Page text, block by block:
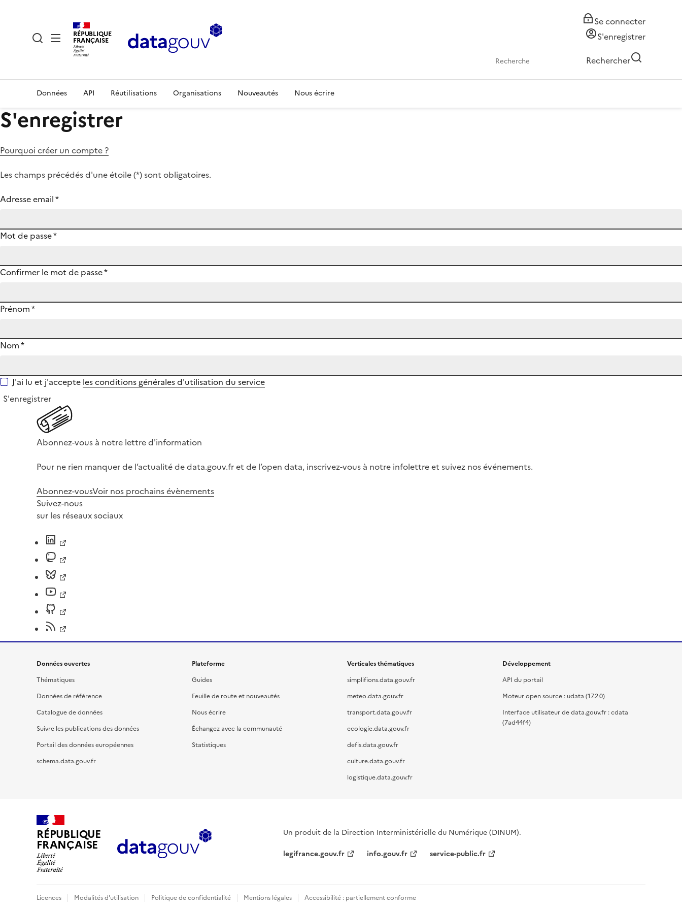
RÉPUBLIQUE
FRANÇAISE
Se connecter
S'enregistrer
Rechercher
Données API Réutilisations Organisations Nouveautés Nous écrire
S'enregistrer
Pourquoi créer un compte ?
Les champs précédés d'une étoile (*) sont obligatoires.
Adresse email*
Mot de passe*
Confirmer le mot de passe*
Prénom*
Nom*
J'ai lu et j'accepte les conditions générales d'utilisation du service
S'enregistrer
Abonnez-vous à notre lettre d'information
Pour ne rien manquer de l’actualité de data.gouv.fr et de l’open data, inscrivez-vous à notre infolettre et suivez nos événements.
Abonnez-vousVoir nos prochains évènements
Suivez-nous
sur les réseaux sociaux
Données ouvertes
Thématiques
Données de référence
Catalogue de données
Suivre les publications des données
Portail des données européennes
schema.data.gouv.fr
Plateforme
Guides
Feuille de route et nouveautés
Nous écrire
Échangez avec la communauté
Statistiques
Verticales thématiques
simplifions.data.gouv.fr
meteo.data.gouv.fr
transport.data.gouv.fr
ecologie.data.gouv.fr
defis.data.gouv.fr
culture.data.gouv.fr
logistique.data.gouv.fr
Développement
API du portail
Moteur open source : udata (17.2.0)
Interface utilisateur de data.gouv.fr : cdata
(7ad44f4)
RÉPUBLIQUE
FRANÇAISE
Un produit de la Direction Interministérielle du Numérique (DINUM).
legifrance.gouv.fr
info.gouv.fr service-public.fr
Licences Modalités d'utilisation Politique de confidentialité Mentions légales Accessibilité : partiellement conforme